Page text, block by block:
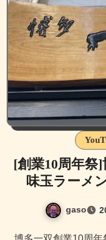
[創業10周年祭
味玉ラーメ
gaso